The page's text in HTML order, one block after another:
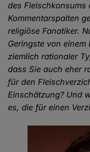
des Fleischkonsums
Kommentarspalten
religiöse Fanatiker.
Geringste von
ziemlich rationaler
dass Sie auch eher
für den
Einschätzung? Und
es, die für einen